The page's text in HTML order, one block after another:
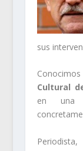
sus
Cultural
en una